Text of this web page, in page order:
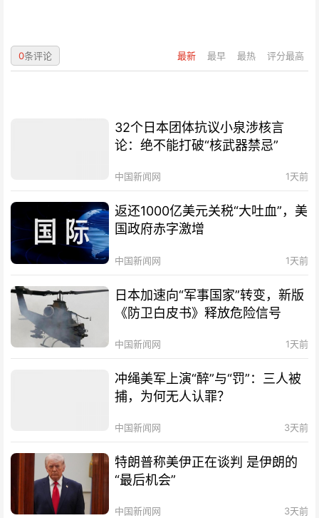
最新 最早 最热 评分最高
0条评论
32个日本团体抗议小泉涉核言
论：绝不能打破“核武器禁忌”
中国新闻网 1天前
返还1000亿美元关税“大吐血”，美
国政府赤字激增
中国新闻网 1天前
日本加速向“军事国家”转变，新版
《防卫白皮书》释放危险信号
中国新闻网 1天前
冲绳美军上演“醉”与“罚”：三人被
捕，为何无人认罪？
中国新闻网 3天前
特朗普称美伊正在谈判 是伊朗的
“最后机会”
中国新闻网 3天前